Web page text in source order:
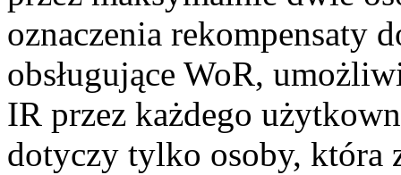
oznaczenia rekompensaty
obsługujące WoR,
IR przez każdego
dotyczy tylko osoby, która